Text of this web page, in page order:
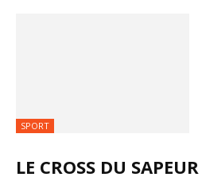
SPORT
LE CROSS DU